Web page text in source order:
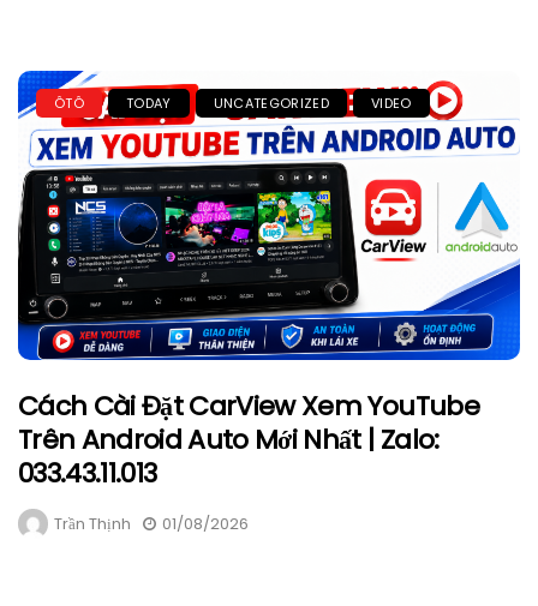
ÔTÔ TODAY UNCATEGORIZED VIDEO
Cách Cài Đặt CarView Xem YouTube
Trên Android Auto Mới Nhất | Zalo:
033.43.11.013
Trần Thịnh 01/08/2026